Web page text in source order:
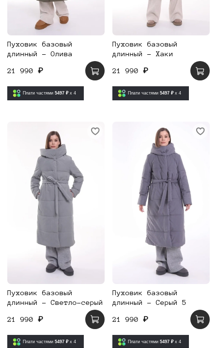
Пуховик базовый
длинный - Олива
21 990 ₽
Плати частями 5497 ₽ x 4
Пуховик базовый
длинный - Хаки
21 990 ₽
Плати частями 5497 ₽ x 4
Пуховик базовый
длинный - Светло-серый
21 990 ₽
Плати частями 5497 ₽ x 4
Пуховик базовый
длинный - Серый 5
21 990 ₽
Плати частями 5497 ₽ x 4